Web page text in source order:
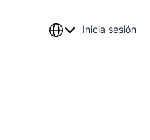
Inicia sesión